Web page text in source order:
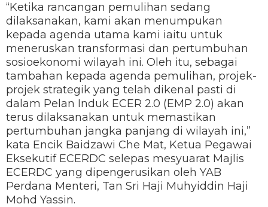
“Ketika rancangan pemulihan sedang
dilaksanakan, kami akan menumpukan
kepada agenda utama kami iaitu untuk
meneruskan transformasi dan pertumbuhan
sosioekonomi wilayah ini. Oleh itu, sebagai
tambahan kepada agenda pemulihan, projek-
projek strategik yang telah dikenal pasti di
dalam Pelan Induk ECER 2.0 (EMP 2.0) akan
terus dilaksanakan untuk memastikan
pertumbuhan jangka panjang di wilayah ini,”
kata Encik Baidzawi Che Mat, Ketua Pegawai
Eksekutif ECERDC selepas mesyuarat Majlis
ECERDC yang dipengerusikan oleh YAB
Perdana Menteri, Tan Sri Haji Muhyiddin Haji
Mohd Yassin.